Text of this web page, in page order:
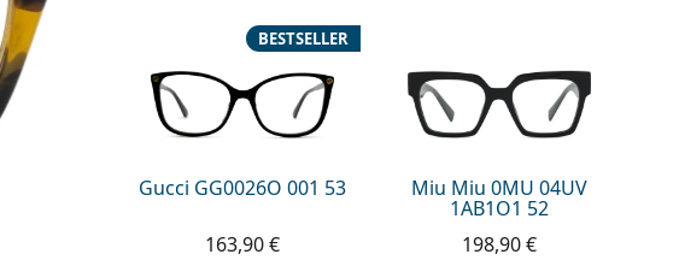
Gucci GG0026O 001 53
BESTSELLER
163,90 €
Miu Miu 0MU 04UV
1AB1O1 52
198,90 €